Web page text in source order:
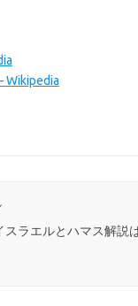
Wikipedia
スラエルとハマス解説